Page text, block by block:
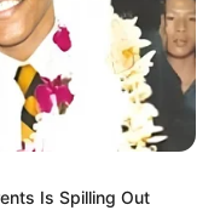
Is Spilling Out